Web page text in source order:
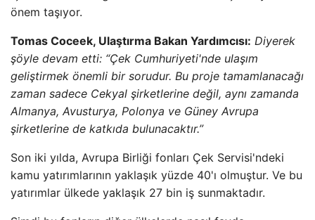
önem taşıyor.
Tomas Coceek, Ulaştırma Bakan Yardımcısı: Diyerek
şöyle devam etti: “Çek Cumhuriyeti'nde ulaşım
geliştirmek önemli bir sorudur. Bu proje tamamlanacağı
zaman sadece Cekyal şirketlerine değil, aynı zamanda
Almanya, Avusturya, Polonya ve Güney Avrupa
şirketlerine de katkıda bulunacaktır.”
Son iki yılda, Avrupa Birliği fonları Çek Servisi'ndeki
kamu yatırımlarının yaklaşık yüzde 40'ı olmuştur. Ve bu
yatırımlar ülkede yaklaşık 27 bin iş sunmaktadır.